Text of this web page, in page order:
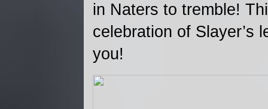
in Naters to tremble!
celebration of Slayer’s
you!